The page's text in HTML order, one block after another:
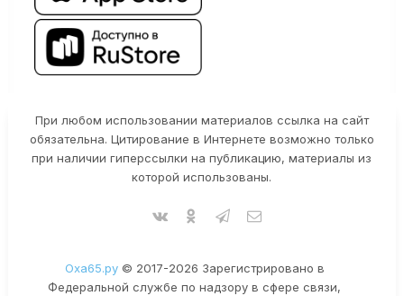
При любом использовании материалов ссылка на сайт
обязательна. Цитирование в Интернете возможно только
при наличии гиперссылки на публикацию, материалы из
которой использованы.
Оха65.ру© 2017-2026 Зарегистрировано в
Федеральной службе по надзору в сфере связи,